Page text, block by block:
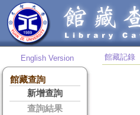
English Version
館藏查詢
新增查詢
查詢結果
館藏記錄